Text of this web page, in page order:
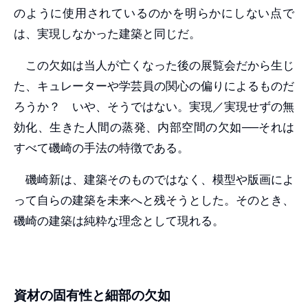
のように使用されているのかを明らかにしない点で
は、実現しなかった建築と同じだ。
この欠如は当人が亡くなった後の展覧会だから生じ
た、キュレーターや学芸員の関心の偏りによるものだ
ろうか？ いや、そうではない。実現／実現せずの無
効化、生きた人間の蒸発、内部空間の欠如──それは
すべて磯崎の手法の特徴である。
磯崎新は、建築そのものではなく、模型や版画によ
って自らの建築を未来へと残そうとした。そのとき、
磯崎の建築は純粋な理念として現れる。
資材の固有性と細部の欠如